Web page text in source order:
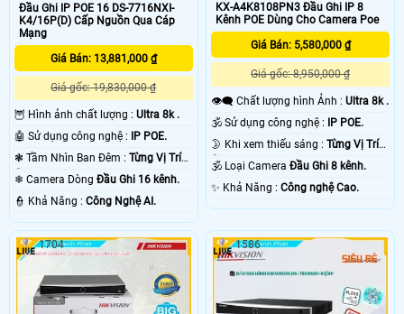
Đầu Ghi IP POE 16 DS-7716NXI-
K4/16P(D) Cấp Nguồn Qua Cáp
Mạng
Giá Bán: 13,881,000 ₫
Giá gốc: 19,830,000 ₫
🦉 Hình ảnh chất lượng : Ultra 8k .
🤖️ Sử dụng công nghệ :
IP POE.
❃ Tầm Nhìn Ban Đêm : Từng Vị Trí
Camera .
❄ Camera Dòng Đầu Ghi 16 kênh.
️👮 Khả Năng : Công Nghệ AI.
KX-A4K8108PN3 Đầu Ghi IP 8
Kênh POE Dùng Cho Camera Poe
Giá Bán: 5,580,000 ₫
Giá gốc: 8,950,000 ₫
👁️‍🗨 Chất lượng hình Ảnh :Ultra 8k .
🕉️ Sử dụng công nghệ :
IP POE.
🌛 Khi xem thiếu sáng :Từng Vị Trí
Camera .
🕉️ Loại CameraĐầu Ghi 8 kênh.
️✨ Khả Năng :Công nghệ Cao.
1704 1586